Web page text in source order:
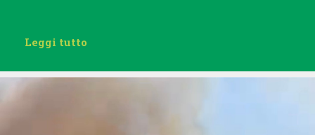
Leggi tutto